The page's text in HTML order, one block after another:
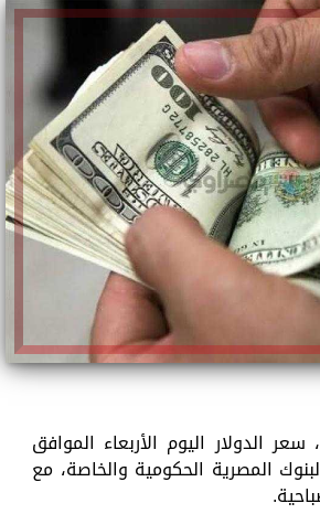
الدولار اليوم الأربعاء الموافق
في البنوك المصرية الحكومية والخاصة، مع